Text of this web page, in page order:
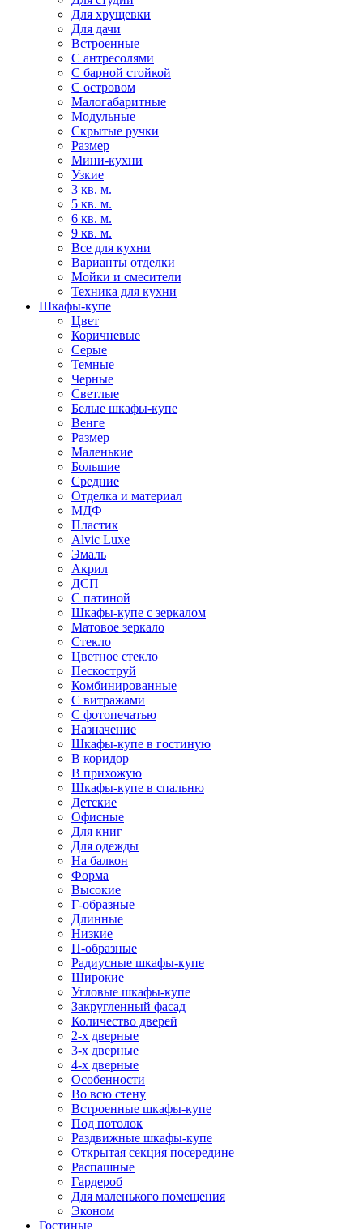
Для хрущевки
Для дачи
Встроенные
С антресолями
С барной стойкой
С островом
Малогабаритные
Модульные
Скрытые ручки
Размер
Мини-кухни
Узкие
3 кв. м.
5 кв. м.
6 кв. м.
9 кв. м.
Все для кухни
Варианты отделки
Мойки и смесители
Техника для кухни
Шкафы-купе
Цвет
Коричневые
Серые
Темные
Черные
Светлые
Белые шкафы-купе
Венге
Размер
Маленькие
Большие
Средние
Отделка и материал
МДФ
Пластик
Alvic Luxe
Эмаль
Акрил
ДСП
С патиной
Шкафы-купе с зеркалом
Матовое зеркало
Стекло
Цветное стекло
Пескоструй
Комбинированные
С витражами
С фотопечатью
Назначение
Шкафы-купе в гостиную
В коридор
В прихожую
Шкафы-купе в спальню
Детские
Офисные
Для книг
Для одежды
На балкон
Форма
Высокие
Г-образные
Длинные
Низкие
П-образные
Радиусные шкафы-купе
Широкие
Угловые шкафы-купе
Закругленный фасад
Количество дверей
2-х дверные
3-х дверные
4-х дверные
Особенности
Во всю стену
Встроенные шкафы-купе
Под потолок
Раздвижные шкафы-купе
Открытая секция посередине
Распашные
Гардероб
Для маленького помещения
Эконом
Гостиные